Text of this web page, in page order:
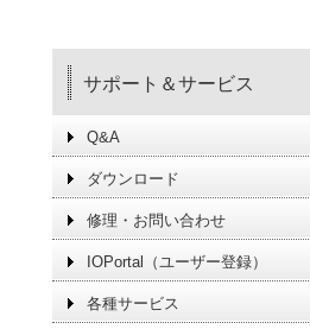
サポート＆サービス
Q&A
ダウンロード
修理・お問い合わせ
IOPortal（ユーザー登録）
各種サービス